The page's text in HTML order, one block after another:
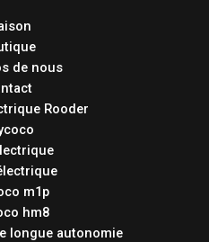
de nous
Rooder
m1p
hm8
longue autonomie